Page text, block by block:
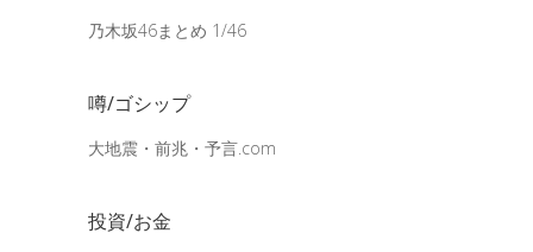
乃木坂46まとめ 1/46
噂/ゴシップ
大地震・前兆・予言.com
投資/お金